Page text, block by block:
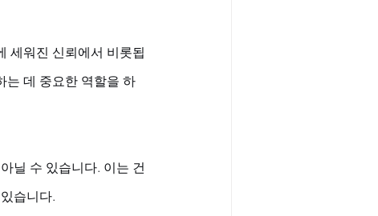
세워진 신뢰에서 비롯됩
는 데 중요한 역할을 하
닐 수 있습니다. 이는 건
습니다.